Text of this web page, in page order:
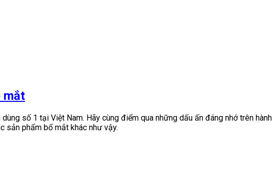
mắt
số 1 tại Việt Nam. Hãy cùng điểm qua những dấu ấn đáng nhớ trên hành
sản phẩm bổ mắt khác như vậy.